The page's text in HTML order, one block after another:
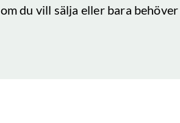
du vill sälja eller bara